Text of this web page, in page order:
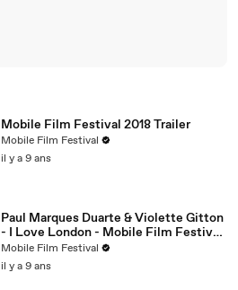
Mobile Film Festival 2018 Trailer
Mobile Film Festival
il y a 9 ans
Paul Marques Duarte & Violette Gitton
- I Love London - Mobile Film Festival
2017 - Award Ceremony
Mobile Film Festival
il y a 9 ans